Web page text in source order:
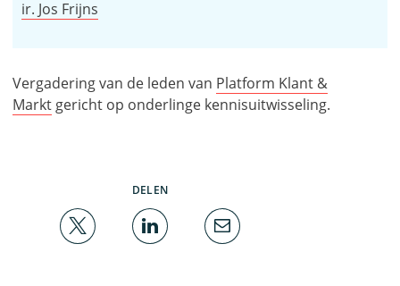
ir. Jos Frijns
Vergadering van de leden van Platform Klant &
Markt gericht op onderlinge kennisuitwisseling.
DELEN